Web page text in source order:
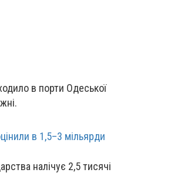
в 1,5–3 мільярди